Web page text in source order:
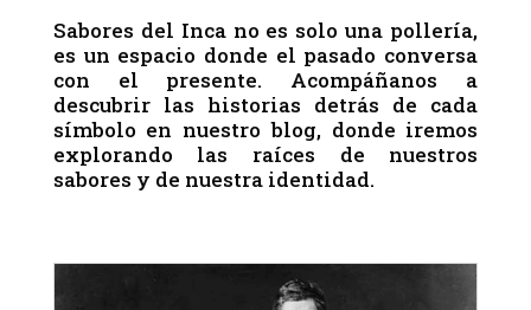
Sabores del Inca no es solo una pollería,
es un espacio donde el pasado conversa
con el presente. Acompáñanos a
descubrir las historias detrás de cada
símbolo en nuestro blog, donde iremos
explorando las raíces de nuestros
sabores y de nuestra identidad.